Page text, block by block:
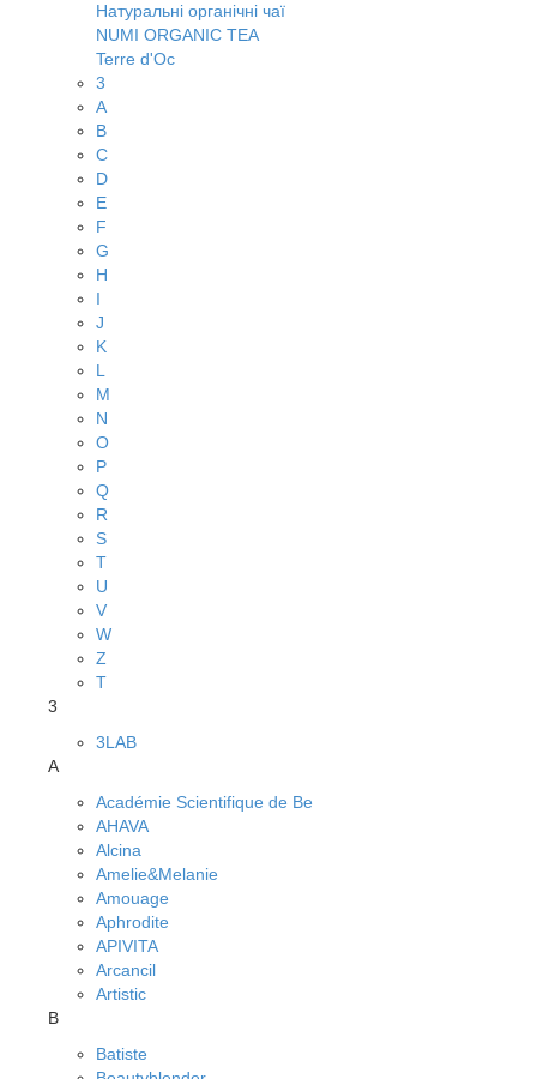
Натуральні органічні чаї
NUMI ORGANIC TEA
Terre d'Oc
3
A
B
C
D
E
F
G
H
I
J
K
L
M
N
O
P
Q
R
S
T
U
V
W
Z
Т
3
3LAB
A
Académie Scientifique de Be
AHAVA
Alcina
Amelie&Melanie
Amouage
Aphrodite
APIVITA
Arcancil
Artistic
B
Batiste